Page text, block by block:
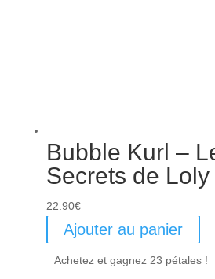
Bubble Kurl –
Secrets de Loly
22.90€
Ajouter au panier
Achetez et gagnez 23 pétales !